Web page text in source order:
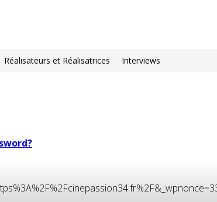
Réalisateurs et Réalisatrices Interviews